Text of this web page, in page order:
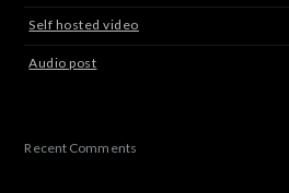
Self hosted video
Audio post
Recent Comments